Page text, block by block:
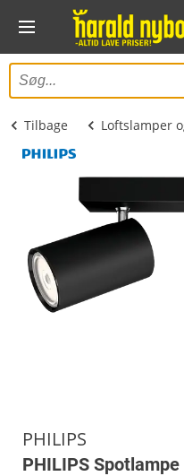
Tilbage Loftslamper
PHILIPS
PHILIPS